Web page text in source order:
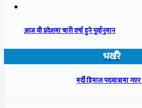
आज यी प्रदेशमा भारी वर्षा हुने पूर्वानुमान
भर्खरै
मर्दी हिमाल पदयात्रामा